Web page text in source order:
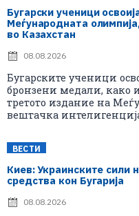
Бугарски ученици
Меѓународната
во Казахстан
08.08.2026
Бугарските ученици
бронзени медали, како
третото издание на
вештачка
ВЕСТИ
Киев: Украинските сили
средства кон Бугарија
08.08.2026